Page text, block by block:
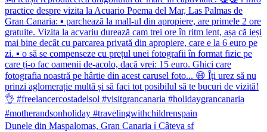
Dunele din Maspalomas, Gran Canaria ℹ️ Câteva sf